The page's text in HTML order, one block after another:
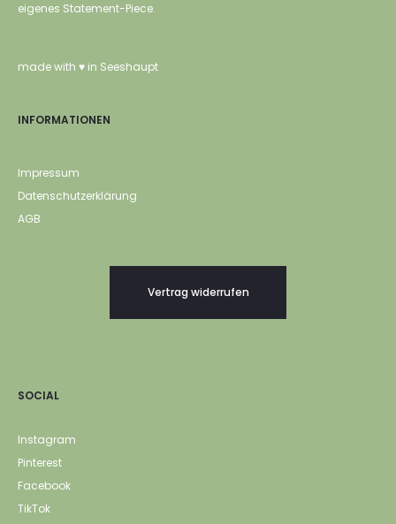
eigenes Statement-Piece.
made with ♥ in Seeshaupt
INFORMATIONEN
Impressum
Datenschutzerklärung
AGB
Vertrag widerrufen
SOCIAL
Instagram
Pinterest
Facebook
TikTok